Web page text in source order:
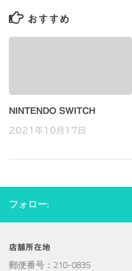
おすすめ
NINTENDO SWITCH
2021年10月17日
フォロー:
店舗所在地
郵便番号：210-0835